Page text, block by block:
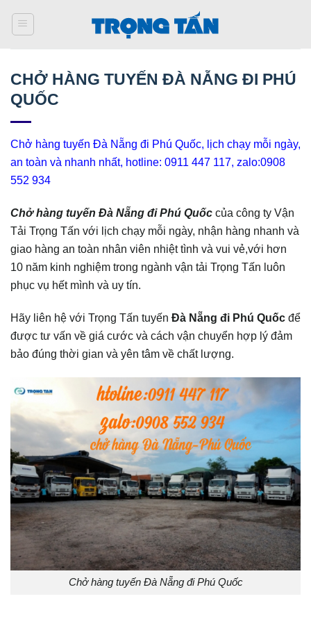
qua
CHỞ HÀNG TUYẾN ĐÀ NẴNG ĐI PHÚ
QUỐC
Chở hàng tuyến Đà Nẵng đi Phú Quốc, lịch chạy mỗi ngày,
an toàn và nhanh nhất, hotline: 0911 447 117, zalo:0908
552 934
Chở hàng tuyến Đà Nẵng đi Phú Quốc của công ty Vận
Tải Trọng Tấn với lịch chạy mỗi ngày, nhận hàng nhanh và
giao hàng an toàn nhân viên nhiệt tình và vui vẻ,với hơn
10 năm kinh nghiệm trong ngành vận tải Trọng Tấn luôn
phục vụ hết mình và uy tín.
Hãy liên hệ với Trọng Tấn tuyến Đà Nẵng đi Phú Quốc để
được tư vấn về giá cước và cách vận chuyển hợp lý đảm
bảo đúng thời gian và yên tâm về chất lượng.
Chở hàng tuyến Đà Nẵng đi Phú Quốc